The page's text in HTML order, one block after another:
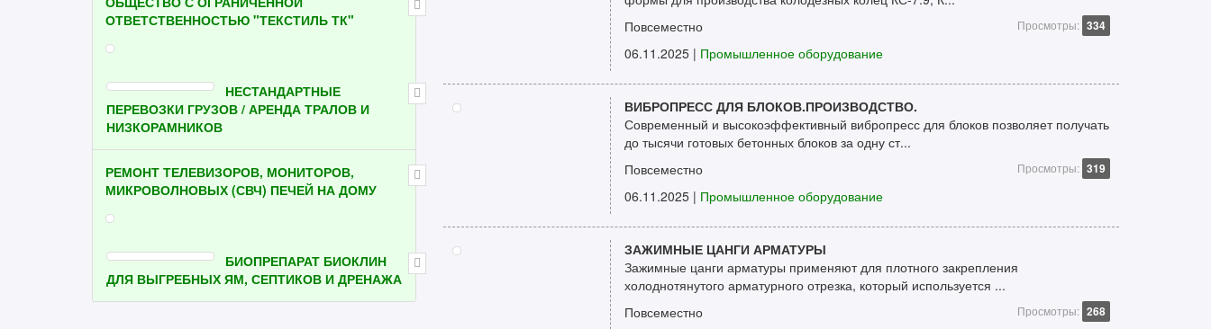
Повсеместно
Просмотры: 334
06.11.2025 | Промышленное оборудование
ВИБРОПРЕСС ДЛЯ БЛОКОВ.ПРОИЗВОДСТВО.
Современный и высокоэффективный вибропресс для блоков позволяет получать
до тысячи готовых бетонных блоков за одну ст...
Повсеместно
Просмотры: 319
06.11.2025 | Промышленное оборудование
ЗАЖИМНЫЕ ЦАНГИ АРМАТУРЫ
Зажимные цанги арматуры применяют для плотного закрепления
холоднотянутого арматурного отрезка, который используется ...
Повсеместно
Просмотры: 268
ОТВЕТСТВЕННОСТЬЮ "ТЕКСТИЛЬ ТК"
НЕСТАНДАРТНЫЕ
ПЕРЕВОЗКИ ГРУЗОВ / АРЕНДА ТРАЛОВ И
НИЗКОРАМНИКОВ
РЕМОНТ ТЕЛЕВИЗОРОВ, МОНИТОРОВ,
МИКРОВОЛНОВЫХ (СВЧ) ПЕЧЕЙ НА ДОМУ
БИОПРЕПАРАТ БИОКЛИН
ДЛЯ ВЫГРЕБНЫХ ЯМ, СЕПТИКОВ И ДРЕНАЖА